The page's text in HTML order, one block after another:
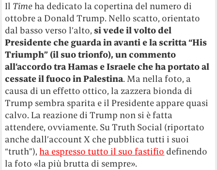
Il Time ha dedicato la copertina del numero di
ottobre a Donald Trump. Nello scatto, orientato
dal basso verso l’alto,si vede il volto del
Presidente che guarda in avanti e la scritta “His
Triumph” (il suo trionfo), un commento
all’accordo tra Hamas e Israele che ha portato al
cessate il fuoco in Palestina. Ma nella foto, a
causa di un effetto ottico, la zazzera bionda di
Trump sembra sparita e il Presidente appare quasi
calvo. La reazione di Trump non si è fatta
attendere, ovviamente. Su Truth Social (riportato
anche dall’account X che pubblica tutti i suoi
“truth”), ha espresso tutto il suo fastifio definendo
la foto «la più brutta di sempre».